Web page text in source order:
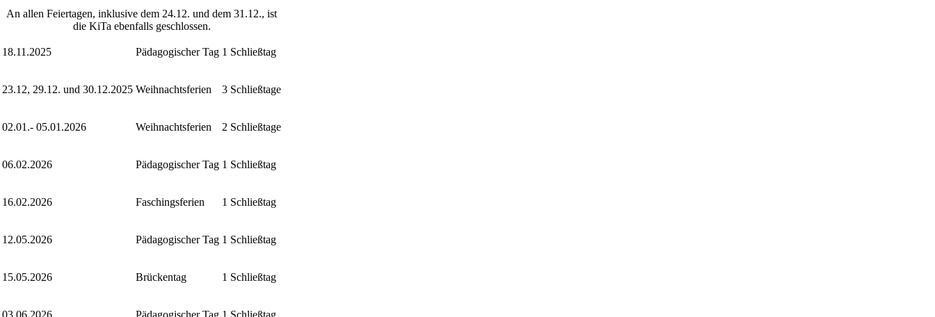
An allen Feiertagen, inklusive dem 24.12. und dem 31.12., ist
die KiTa ebenfalls geschlossen.
18.11.2025 Pädagogischer Tag 1 Schließtag
23.12, 29.12. und 30.12.2025 Weihnachtsferien 3 Schließtage
02.01.- 05.01.2026 Weihnachtsferien 2 Schließtage
06.02.2026 Pädagogischer Tag 1 Schließtag
16.02.2026 Faschingsferien 1 Schließtag
12.05.2026 Pädagogischer Tag 1 Schließtag
15.05.2026 Brückentag 1 Schließtag
03.06.2026 Pädagogischer Tag 1 Schließtag